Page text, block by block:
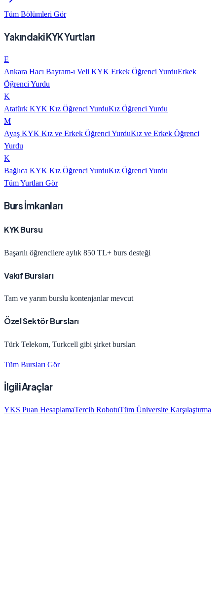
Tüm Bölümleri Gör
Yakındaki KYK Yurtları
E
Ankara Hacı Bayram-ı Veli KYK Erkek Öğrenci YurduErkek
Öğrenci Yurdu
K
Atatürk KYK Kız Öğrenci YurduKız Öğrenci Yurdu
M
Ayaş KYK Kız ve Erkek Öğrenci YurduKız ve Erkek Öğrenci
Yurdu
K
Bağlıca KYK Kız Öğrenci YurduKız Öğrenci Yurdu
Tüm Yurtları Gör
Burs İmkanları
KYK Bursu
Başarılı öğrencilere aylık 850 TL+ burs desteği
Vakıf Bursları
Tam ve yarım burslu kontenjanlar mevcut
Özel Sektör Bursları
Türk Telekom, Turkcell gibi şirket bursları
Tüm Bursları Gör
İlgili Araçlar
YKS Puan HesaplamaTercih RobotuTüm Üniversite Karşılaştırma